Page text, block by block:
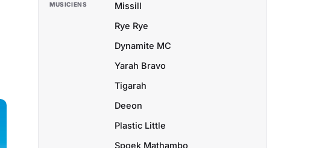
MUSICIENS
Missill
Rye Rye
Dynamite MC
Yarah Bravo
Tigarah
Deeon
Plastic Little
Spoek Mathambo